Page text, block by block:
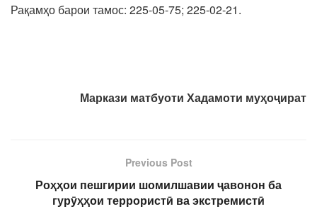
Рақамҳо барои тамос: 225-05-75; 225-02-21.
Маркази матбуоти Хадамоти муҳоҷират
Previous Post
Роҳҳои пешгирии шомилшавии ҷавонон ба
гурӯҳҳои террористӣ ва экстремистӣ